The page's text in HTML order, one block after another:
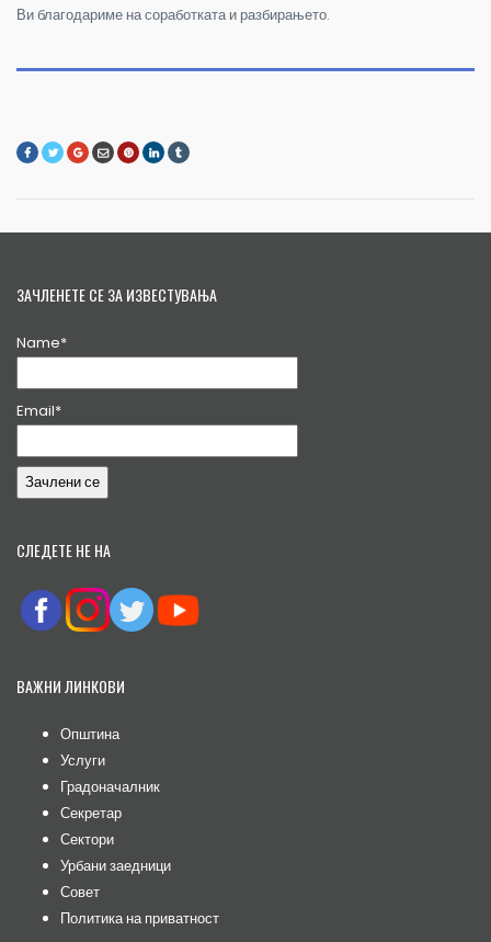
Ви благодариме на соработката и разбирањето.
ЗАЧЛЕНЕТЕ СЕ ЗА ИЗВЕСТУВАЊА
Name*
Email*
СЛЕДЕТЕ НЕ НА
ВАЖНИ ЛИНКОВИ
Општина
Услуги
Градоначалник
Секретар
Сектори
Урбани заедници
Совет
Политика на приватност